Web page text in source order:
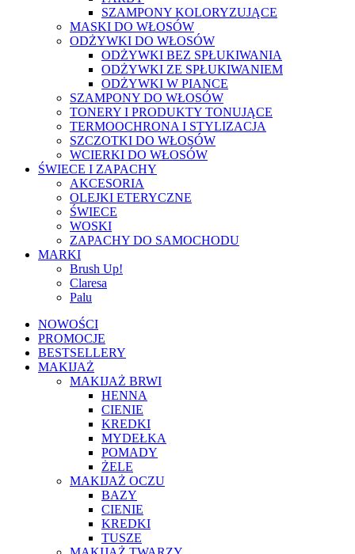
SZAMPONY KOLORYZUJĄCE
MASKI DO WŁOSÓW
ODŻYWKI DO WŁOSÓW
ODŻYWKI BEZ SPŁUKIWANIA
ODŻYWKI ZE SPŁUKIWANIEM
ODŻYWKI W PIANCE
SZAMPONY DO WŁOSÓW
TONERY I PRODUKTY TONUJĄCE
TERMOOCHRONA I STYLIZACJA
SZCZOTKI DO WŁOSÓW
WCIERKI DO WŁOSÓW
ŚWIECE I ZAPACHY
AKCESORIA
OLEJKI ETERYCZNE
ŚWIECE
WOSKI
ZAPACHY DO SAMOCHODU
MARKI
Brush Up!
Claresa
Palu
NOWOŚCI
PROMOCJE
BESTSELLERY
MAKIJAŻ
MAKIJAŻ BRWI
HENNA
CIENIE
KREDKI
MYDEŁKA
POMADY
ŻELE
MAKIJAŻ OCZU
BAZY
CIENIE
KREDKI
TUSZE